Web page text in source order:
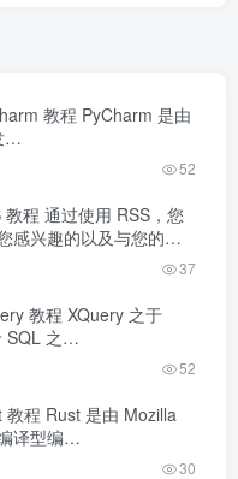
教程 PyCharm 是由
…
52
教程 通过使用 RSS，您
感兴趣的以及与您的
37
教程 XQuery 之于
SQL 之…
52
教程 Rust 是由 Mozilla
译型编…
30